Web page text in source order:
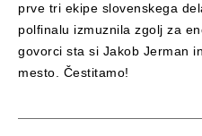
prve tri ekipe slovenskega
polfinalu izmuznila zgolj za
govorci sta si Jakob Jerman
mesto. Čestitamo!